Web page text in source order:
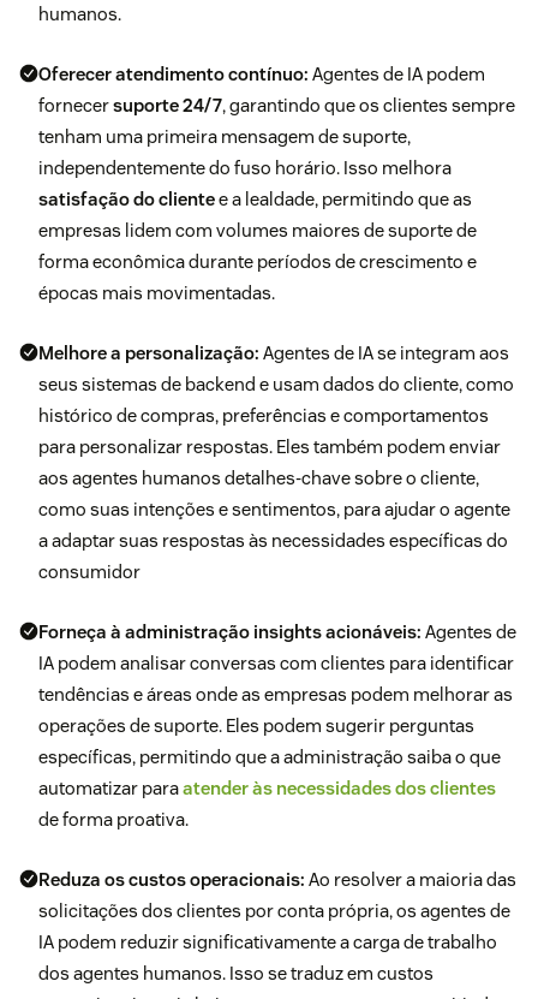
humanos.
Oferecer atendimento contínuo: Agentes de IA podem
fornecersuporte 24/7, garantindo que os clientes sempre
tenham uma primeira mensagem de suporte,
independentemente do fuso horário. Isso melhora
satisfação do clientee a lealdade, permitindo que as
empresas lidem com volumes maiores de suporte de
forma econômica durante períodos de crescimento e
épocas mais movimentadas.
Melhore a personalização: Agentes de IA se integram aos
seus sistemas de backend e usam dados do cliente, como
histórico de compras, preferências e comportamentos
para personalizar respostas. Eles também podem enviar
aos agentes humanos detalhes-chave sobre o cliente,
como suas intenções e sentimentos, para ajudar o agente
a adaptar suas respostas às necessidades específicas do
consumidor
Forneça à administração insights acionáveis: Agentes de
IA podem analisar conversas com clientes para identificar
tendências e áreas onde as empresas podem melhorar as
operações de suporte. Eles podem sugerir perguntas
específicas, permitindo que a administração saiba o que
automatizar paraatender às necessidades dos clientes
de forma proativa.
Reduza os custos operacionais: Ao resolver a maioria das
solicitações dos clientes por conta própria, os agentes de
IA podem reduzir significativamente a carga de trabalho
dos agentes humanos. Isso se traduz em custos